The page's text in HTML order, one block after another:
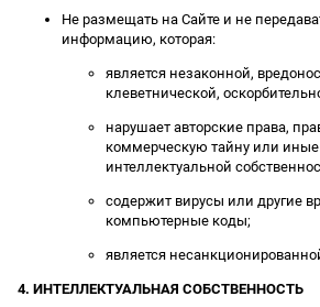
Не размещать на Сайте и не
информацию, которая:
является незаконной,
клеветнической,
нарушает авторские права,
коммерческую тайну или иные
интеллектуальной
содержит вирусы или другие
компьютерные коды;
является
4. ИНТЕЛЛЕКТУАЛЬНАЯ СОБСТВЕННОСТЬ